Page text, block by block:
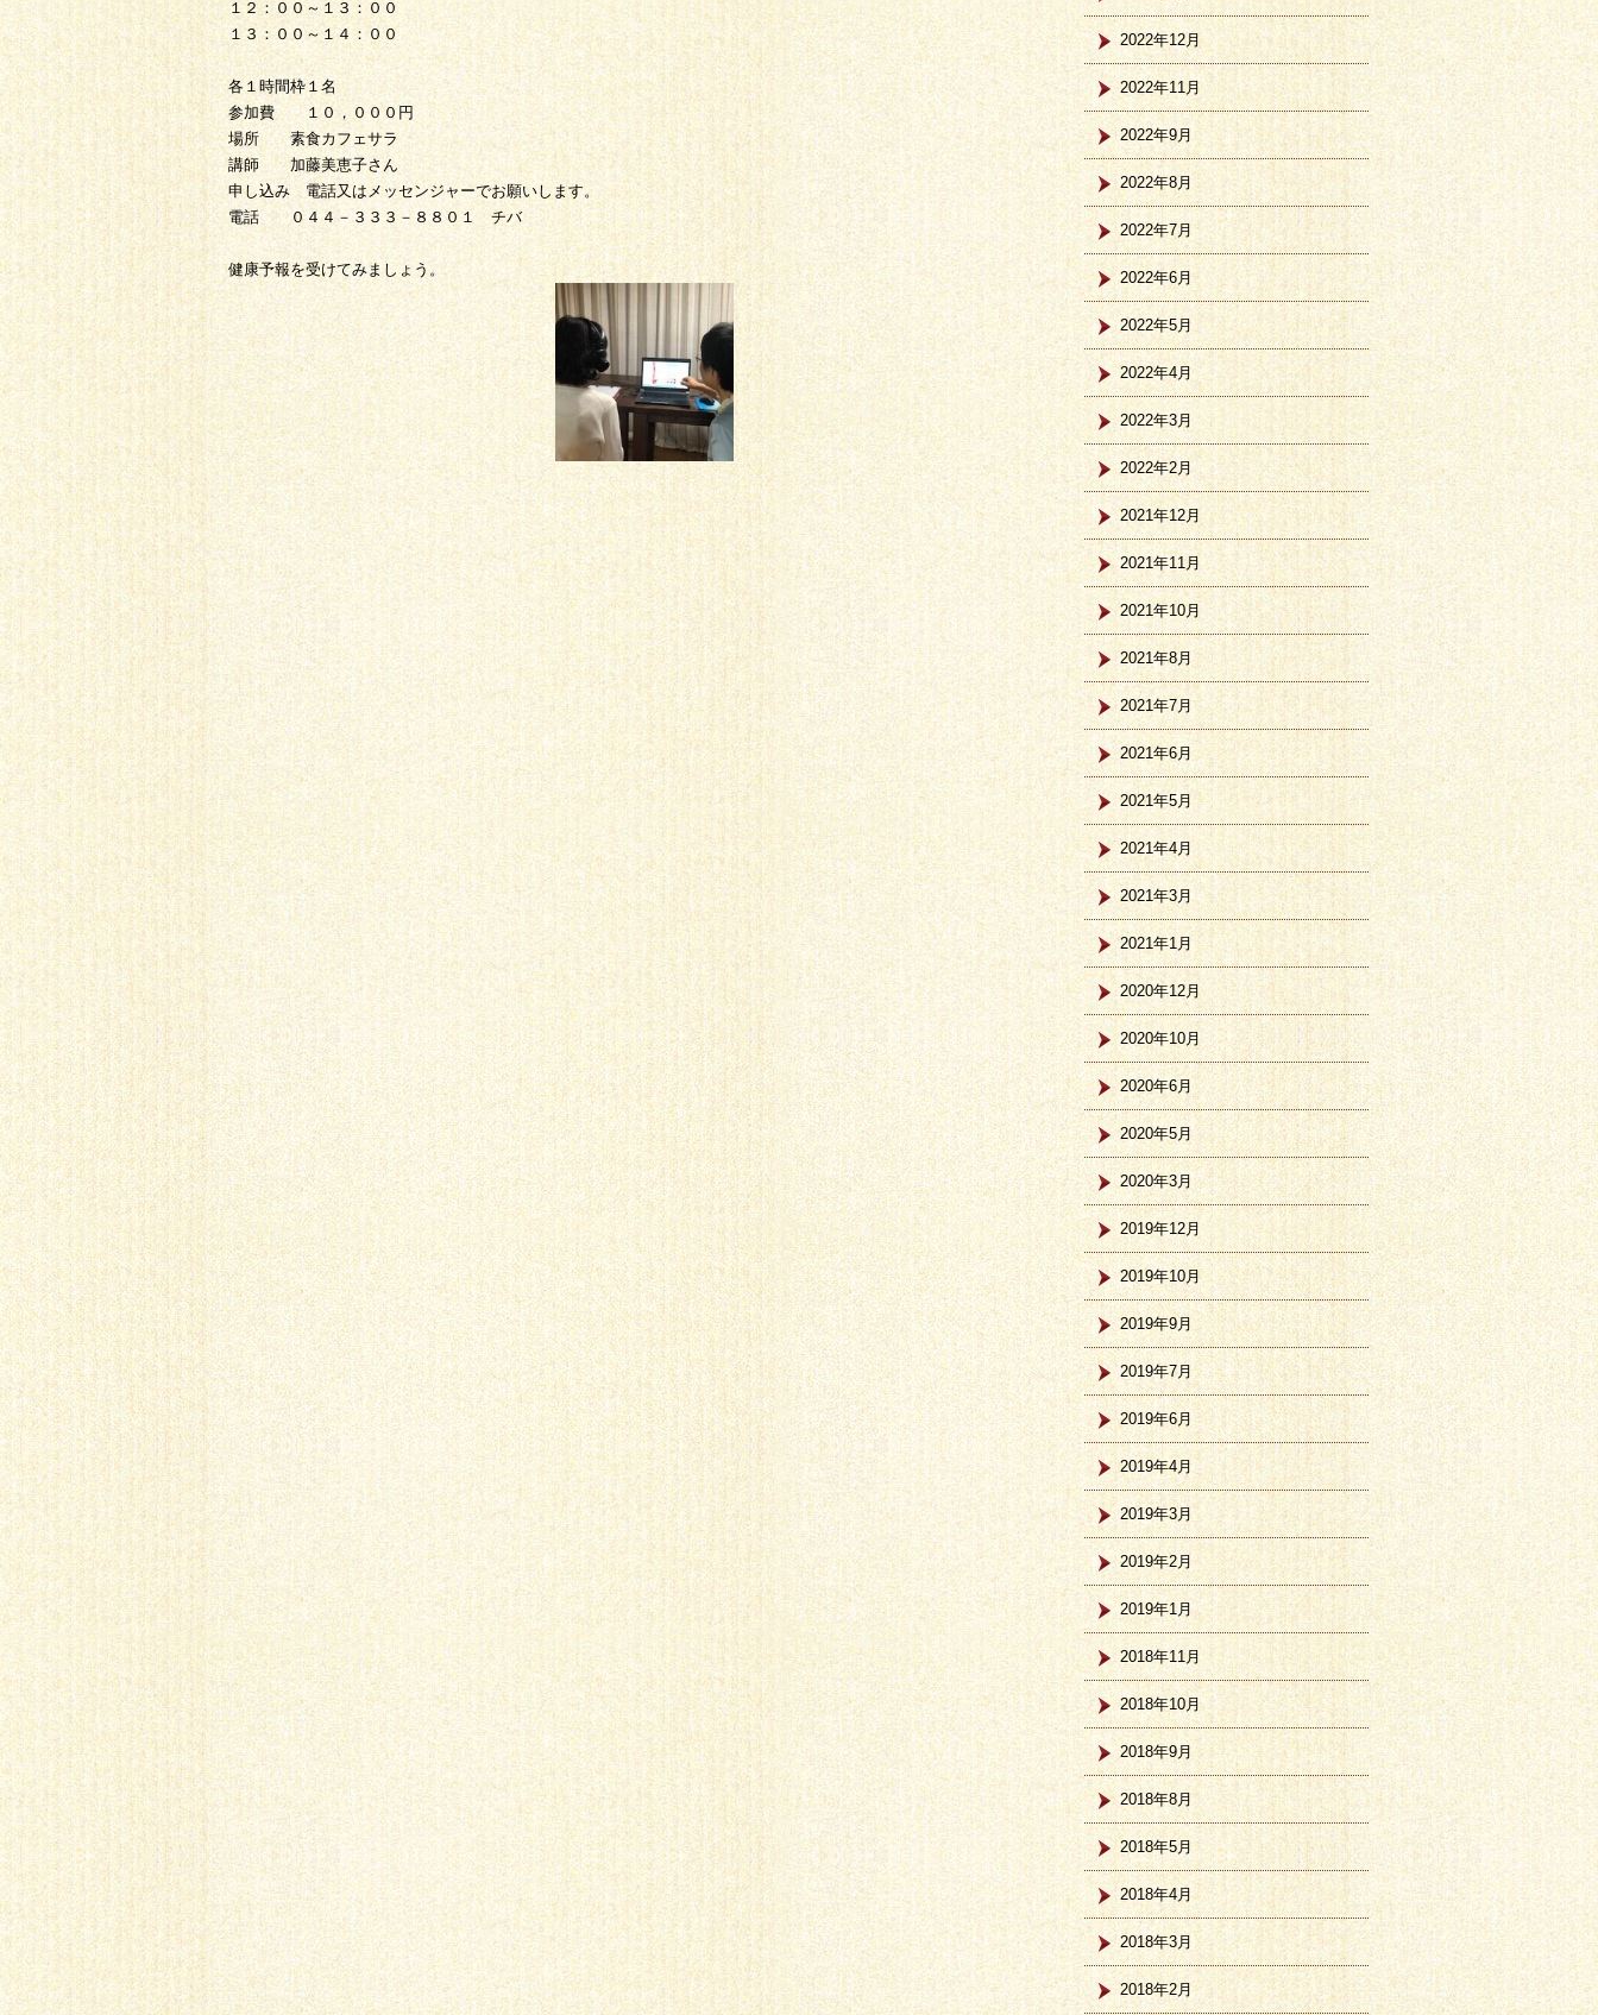
１２：００～１３：００
１３：００～１４：００
各１時間枠１名
参加費 １０，０００円
場所 素食カフェサラ
講師 加藤美恵子さん
申し込み 電話又はメッセンジャーでお願いします。
電話 ０４４－３３３－８８０１ チバ
健康予報を受けてみましょう。
2022年12月
2022年11月
2022年9月
2022年8月
2022年7月
2022年6月
2022年5月
2022年4月
2022年3月
2022年2月
2021年12月
2021年11月
2021年10月
2021年8月
2021年7月
2021年6月
2021年5月
2021年4月
2021年3月
2021年1月
2020年12月
2020年10月
2020年6月
2020年5月
2020年3月
2019年12月
2019年10月
2019年9月
2019年7月
2019年6月
2019年4月
2019年3月
2019年2月
2019年1月
2018年11月
2018年10月
2018年9月
2018年8月
2018年5月
2018年4月
2018年3月
2018年2月